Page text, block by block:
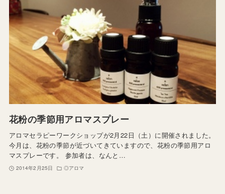
花粉の季節用アロマスプレー
アロマセラピーワークショップが2月22日（土）に開催されました。
今月は、花粉の季節が近づいてきていますので、花粉の季節用アロ
マスプレーです。 参加者は、なんと…
2014年2月25日 ◎アロマ